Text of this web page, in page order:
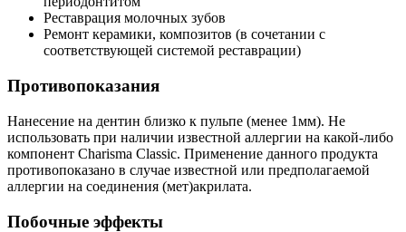
Реставрация молочных зубов
Ремонт керамики, композитов (в сочетании с
соответствующей системой реставрации)
Противопоказания
Нанесение на дентин близко к пульпе (менее 1мм). Не
использовать при наличии известной аллергии на какой-либо
компонент Charisma Classic. Применение данного продукта
противопоказано в случае известной или предполагаемой
аллергии на соединения (мет)акрилата.
Побочные эффекты